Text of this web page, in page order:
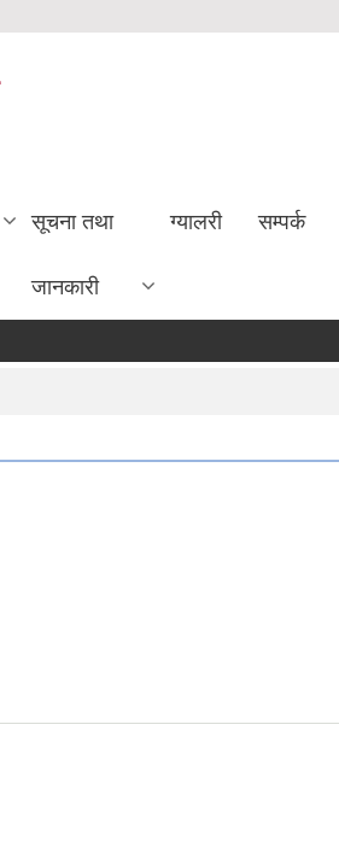
सूचना तथा
जानकारी
ग्यालरी सम्पर्क